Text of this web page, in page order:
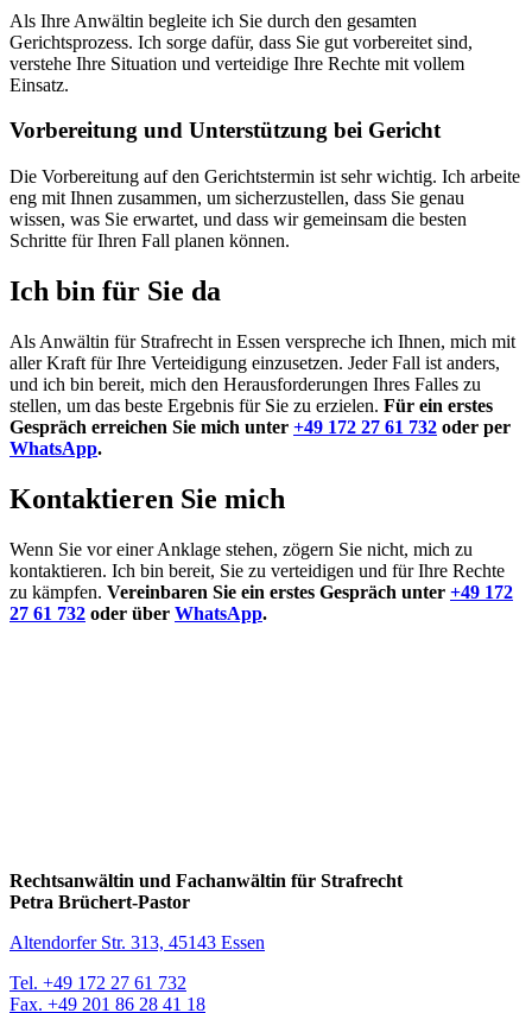
Als Ihre Anwältin begleite ich Sie durch den gesamten
Gerichtsprozess. Ich sorge dafür, dass Sie gut vorbereitet sind,
verstehe Ihre Situation und verteidige Ihre Rechte mit vollem
Einsatz.
Vorbereitung und Unterstützung bei Gericht
Die Vorbereitung auf den Gerichtstermin ist sehr wichtig. Ich arbeite
eng mit Ihnen zusammen, um sicherzustellen, dass Sie genau
wissen, was Sie erwartet, und dass wir gemeinsam die besten
Schritte für Ihren Fall planen können.
Ich bin für Sie da
Als Anwältin für Strafrecht in Essen verspreche ich Ihnen, mich mit
aller Kraft für Ihre Verteidigung einzusetzen. Jeder Fall ist anders,
und ich bin bereit, mich den Herausforderungen Ihres Falles zu
stellen, um das beste Ergebnis für Sie zu erzielen. Für ein erstes
Gespräch erreichen Sie mich unter +49 172 27 61 732 oder per
WhatsApp.
Kontaktieren Sie mich
Wenn Sie vor einer Anklage stehen, zögern Sie nicht, mich zu
kontaktieren. Ich bin bereit, Sie zu verteidigen und für Ihre Rechte
zu kämpfen. Vereinbaren Sie ein erstes Gespräch unter +49 172
27 61 732 oder über WhatsApp.
Rechtsanwältin und Fachanwältin für Strafrecht
Petra Brüchert-Pastor
Altendorfer Str. 313, 45143 Essen
Tel. +49 172 27 61 732
Fax. +49 201 86 28 41 18